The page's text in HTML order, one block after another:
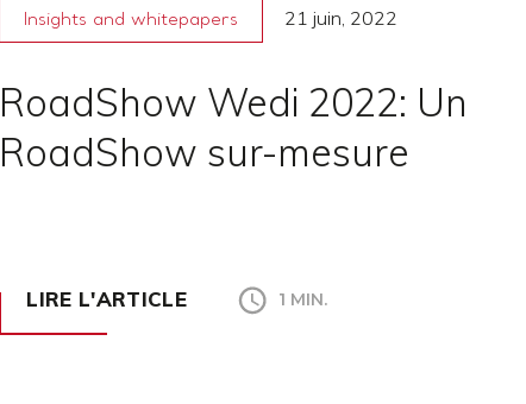
Insights and whitepapers 21 juin, 2022
RoadShow Wedi 2022: Un
RoadShow sur-mesure
LIRE L'ARTICLE 1 MIN.